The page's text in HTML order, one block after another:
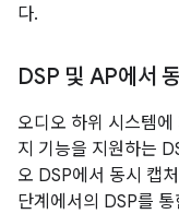
다.
DSP 및 AP에서
오디오 하위 시스템
지 기능을 지원하는
오 DSP에서 동시 캡
단계에서의 DSP를